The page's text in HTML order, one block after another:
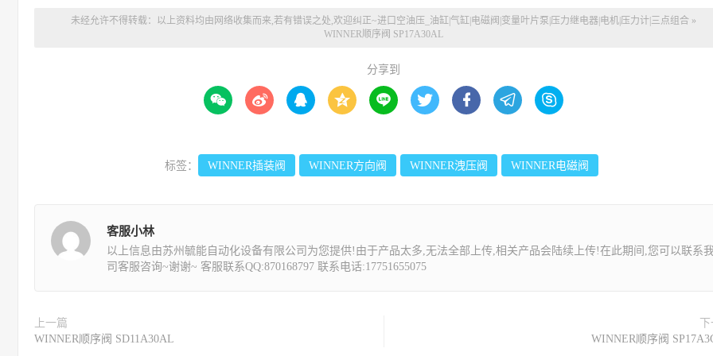
未经允许不得转载：以上资料均由网络收集而来,若有错误之处,欢迎纠正~进口空油压_油缸|气缸|电磁阀|变量叶片泵|压力继电器|电机|压力计|三点组合 »
WINNER顺序阀 SP17A30AL
分享到
        
标签： WINNER插装阀 WINNER方向阀 WINNER洩压阀 WINNER电磁阀
客服小林
以上信息由苏州毓能自动化设备有限公司为您提供!由于产品太多,无法全部上传,相关产品会陆续上传!在此期间,您可以联系
司客服咨询~谢谢~ 客服联系QQ:870168797 联系电话:17751655075
上一篇
WINNER顺序阀 SD11A30AL
WINNER顺序阀